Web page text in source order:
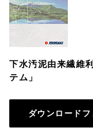
下水汚泥由来繊維
テム」
ダウンロード